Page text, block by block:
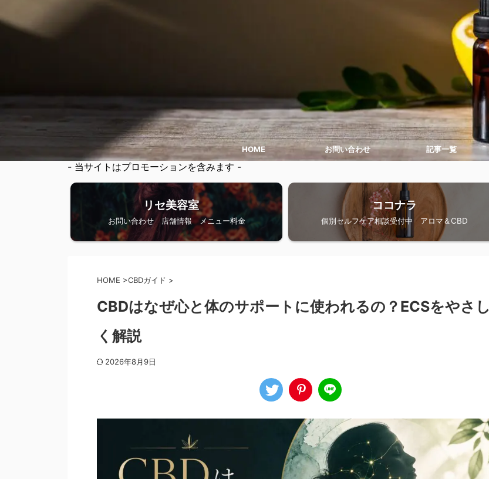
HOME お問い合わせ 記事一覧
- 当サイトはプロモーションを含みます -
リセ美容室
お問い合わせ 店舗情報 メニュー料金
ココナラ
個別セルフケア相談受付中 アロマ＆CBD
HOME >CBDガイド >
CBDはなぜ心と体のサポートに使われるの？ECSをやさし
く解説
2026年8月9日